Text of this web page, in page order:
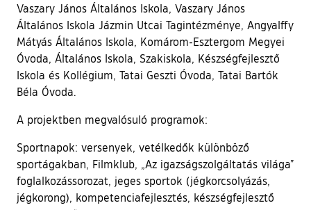
Vaszary János Általános Iskola, Vaszary János
Általános Iskola Jázmin Utcai Tagintézménye, Angyalffy
Mátyás Általános Iskola, Komárom-Esztergom Megyei
Óvoda, Általános Iskola, Szakiskola, Készségfejlesztő
Iskola és Kollégium, Tatai Geszti Óvoda, Tatai Bartók
Béla Óvoda.
A projektben megvalósuló programok:
Sportnapok: versenyek, vetélkedők különböző
sportágakban, Filmklub, „Az igazságszolgáltatás világa”
foglalkozássorozat, jeges sportok (jégkorcsolyázás,
jégkorong), kompetenciafejlesztés, készségfejlesztő